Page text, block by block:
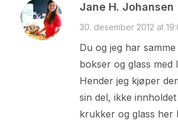
Jane H. Johansen
30. desember 2012 at
Du og jeg har
bokser og glass med
Hender jeg kjøper
sin del, ikke
krukker og glass her